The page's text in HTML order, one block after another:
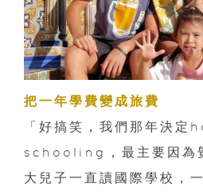
把一年學費變成旅費
「好搞笑，我們那年決定
schooling，最主要因為
大兒子一直讀國際學校，